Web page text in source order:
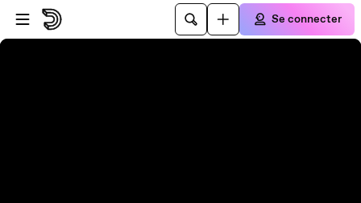
Passer au player
Passer au contenu principal
Se connecter